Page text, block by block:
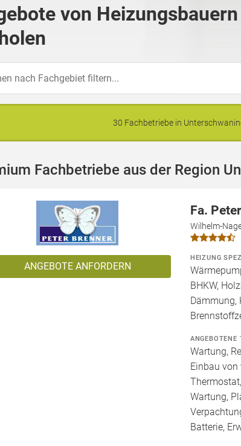
von
30 Fachbetriebe in
Fachbetriebe aus der Region
ANGEBOTE ANFORDERN
Fa.
Wilhelm-
HEIZUNG
BHKW,
Dämmung,
ANGEBOTENE
Wartung,
Einbau von
Wartung,
Batterie,